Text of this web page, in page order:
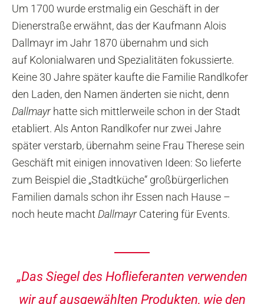
Um 1700 wurde erstmalig ein Geschäft in der
Dienerstraße erwähnt, das der Kaufmann Alois
Dallmayr im Jahr 1870 übernahm und sich
auf Kolonialwaren und Spezialitäten fokussierte.
Keine 30 Jahre später kaufte die Familie Randlkofer
den Laden, den Namen änderten sie nicht, denn
Dallmayrhatte sich mittlerweile schon in der Stadt
etabliert. Als Anton Randlkofer nur zwei Jahre
später verstarb, übernahm seine Frau Therese sein
Geschäft mit einigen innovativen Ideen: So lieferte
zum Beispiel die „Stadtküche“ großbürgerlichen
Familien damals schon ihr Essen nach Hause –
noch heute macht DallmayrCatering für Events.
„Das Siegel des Hoflieferanten verwenden
wir auf ausgewählten Produkten, wie den